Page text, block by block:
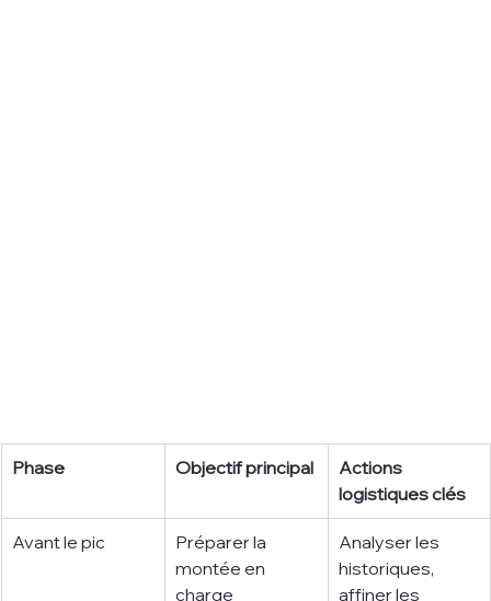
Phase Objectif principal
Actions
logistiques clés
Avant le pic
Préparer la
montée en
charge
Analyser les
historiques,
affiner les